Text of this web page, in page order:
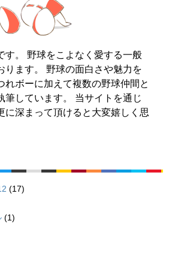
す。 野球をこよなく愛する一般
ります。 野球の面白さや魅力を
れボーに加えて複数の野球仲間と
筆しています。 当サイトを通じ
に深まって頂けると大変嬉しく思
(17)
(1)